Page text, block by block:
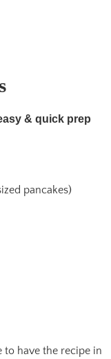
& quick prep
pancakes)
have the recipe in